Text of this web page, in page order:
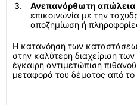
Ανεπανόρθωτη απώλεια
επικοινωνία με την
αποζημίωση ή
Η κατανόηση των
στην καλύτερη διαχείριση
έγκαιρη αντιμετώπιση
μεταφορά του δέματος από το